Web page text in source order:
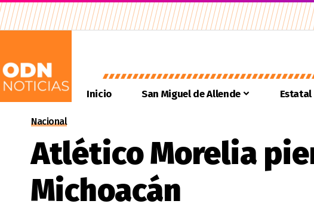
Inicio San Miguel de Allende Estatal
Nacional
Atlético Morelia
Michoacán